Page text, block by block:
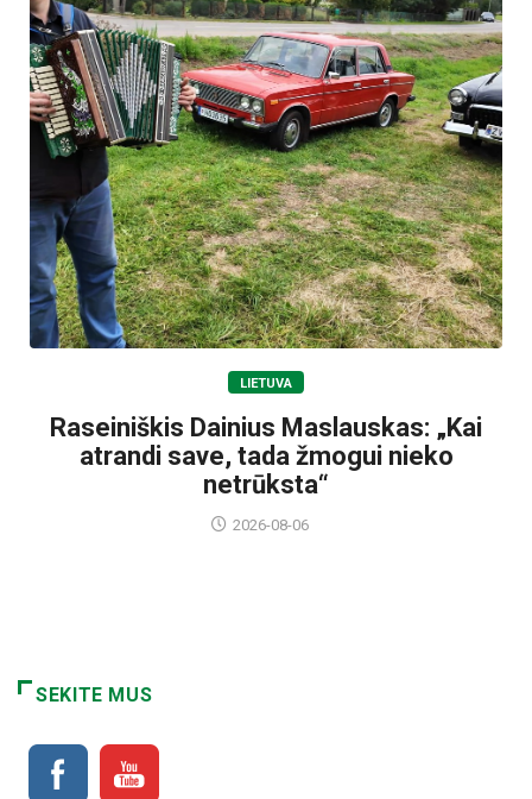
LIETUVA
Raseiniškis Dainius Maslauskas: „Kai
atrandi save, tada žmogui nieko
netrūksta“
2026-08-06
SEKITE MUS